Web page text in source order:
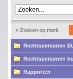
» Zoeken op merk
Rechtspersonen
Rechtspersonen
Rapporten